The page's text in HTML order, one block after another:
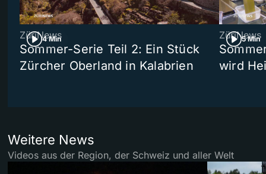
4 Min
ZüriNews
Sommer-Serie Teil 2: Ein Stück
Zürcher Oberland in Kalabrien
5 Min
ZüriNews
wird
Weitere News
Videos aus der Region, der Schweiz und aller Welt